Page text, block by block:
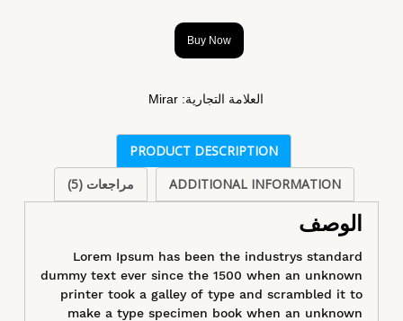
Buy Now
العلامة التجارية: Mirar
PRODUCT DESCRIPTION
ADDITIONAL INFORMATION
مراجعات (5)
الوصف
Lorem Ipsum has been the industrys standard
dummy text ever since the 1500 when an unknown
printer took a galley of type and scrambled it to
make a type specimen book when an unknown